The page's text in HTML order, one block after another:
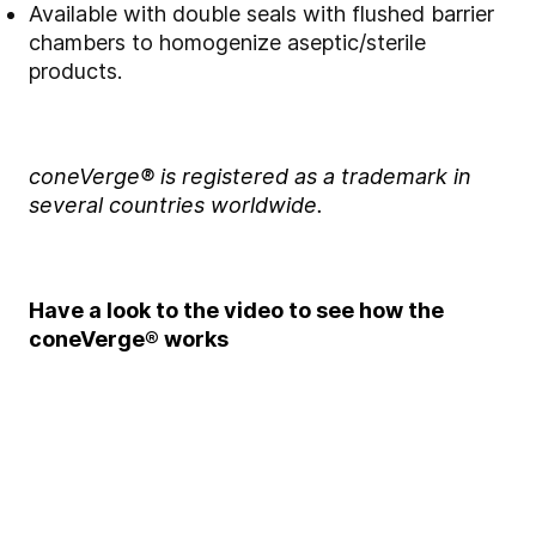
Available with double seals with flushed barrier
chambers to homogenize aseptic/sterile
products.
coneVerge® is registered as a trademark in
several countries worldwide.
Have a look to the video to see how the
coneVerge® works